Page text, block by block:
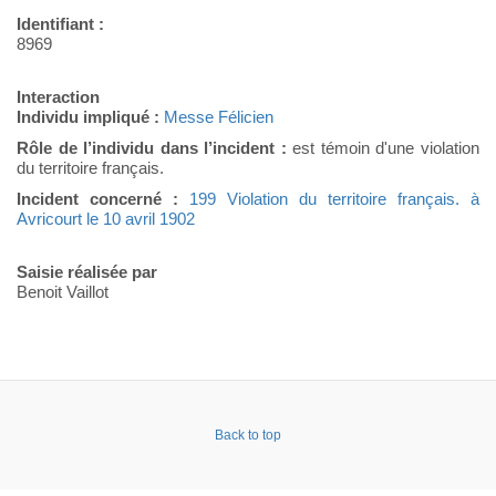
Identifiant :
8969
Interaction
Individu impliqué : Messe Félicien
Rôle de l’individu dans l’incident : est témoin d'une violation
du territoire français.
Incident concerné :
199 Violation du territoire français. à
Avricourt le 10 avril 1902
Saisie réalisée par
Benoit Vaillot
Back to top